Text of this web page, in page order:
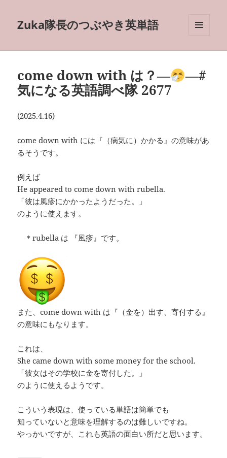
Zuka隊長のつぶやき英単語
ーとウ
come down with は？―
―#
気になる英語調べ隊 2677
(2025.4.16)
come down with には『（病気に）かかる』の意味があ
るそうです。
例えば
He appeared to come down with rubella.
「彼は風疹にかかったようだった。」
のように使えます。
＊rubella は 『風疹』です。
また、come down with は『（金を）出す、寄付する』
の意味にもなります。
これは、
She came down with some money for the school.
「彼女はその学校に金を寄付した。」
のように使えるようです。
こういう表現は、使っている単語は簡単でも
知っていないと意味を理解するのは難しいですね。
やっかいですが、これも英語の面白い所だと思います。